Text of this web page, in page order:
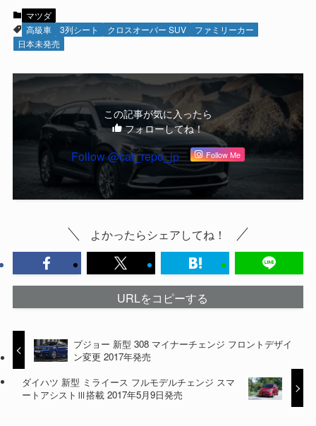
マツダ
高級車
3列シート クロスオーバー SUV
ファミリーカー
日本未発売
この記事が気に入ったら
フォローしてね！
Follow @car_repo_jp Follow Me
よかったらシェアしてね！
URLをコピーする
プジョー 新型 308 マイナーチェンジ フロントデザイ
ン変更 2017年発売
ダイハツ 新型 ミライース フルモデルチェンジ スマ
ートアシストⅢ搭載 2017年5月9日発売